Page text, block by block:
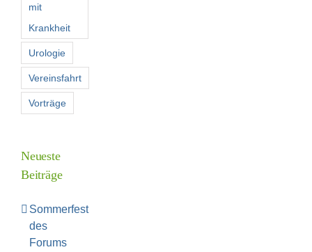
mit
Krankheit
Urologie
Vereinsfahrt
Vorträge
Neueste
Beiträge
Sommerfest
des
Forums